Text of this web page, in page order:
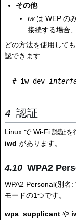
その他
iwは WEP の
接続する場合
どの方法を使用して
認できます:
# iw dev
認証
Linux で Wi-Fi 認証を
iwd があります。
WPA2
WPA2 Personal(別名:
モードの1つです。
wpa_supplicant や